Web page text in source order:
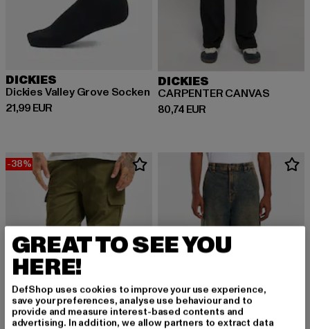
DICKIES
Dickies Valley Grove Socken
21,99 EUR
Derzeitiger Preis: 21,99 EUR
DICKIES
CARPENTER CANVAS
80,74 EUR
Derzeitiger Preis: 80,74 EUR
-38%
GREAT TO SEE YOU
HERE!
DefShop uses cookies to improve your use experience,
save your preferences, analyse use behaviour and to
provide and measure interest-based contents and
advertising. In addition, we allow partners to extract data